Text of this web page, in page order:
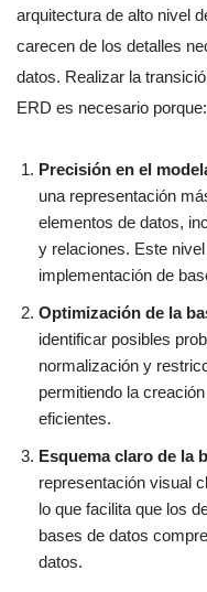
arquitectura de alto nivel
carecen de los detalles
datos. Realizar la
ERD es necesario porque:
Precisión en el
una representación
elementos de datos,
y relaciones. Este
implementación de
Optimización de la
identificar posibles
normalización y
permitiendo la
eficientes.
Esquema claro de la
representación visual
lo que facilita que los
bases de datos
datos.